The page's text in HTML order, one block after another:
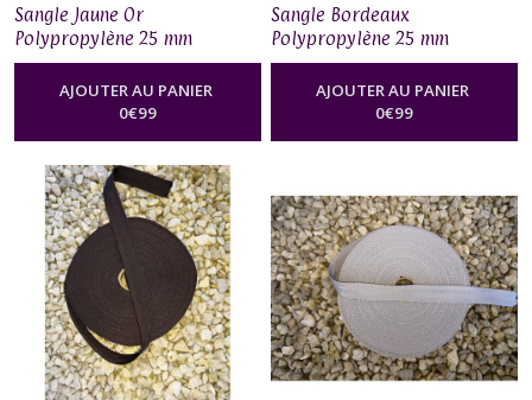
Sangle Jaune Or
Polypropylène 25 mm
AJOUTER AU PANIER
0€99
Sangle Bordeaux
Polypropylène 25 mm
AJOUTER AU PANIER
0€99